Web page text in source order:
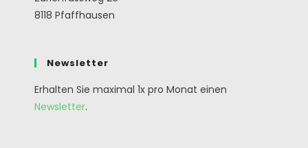
8118 Pfaffhausen
Newsletter
Erhalten Sie maximal 1x pro Monat einen
Newsletter.